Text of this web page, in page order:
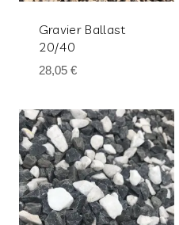
Gravier Ballast
20/40
28,05 €